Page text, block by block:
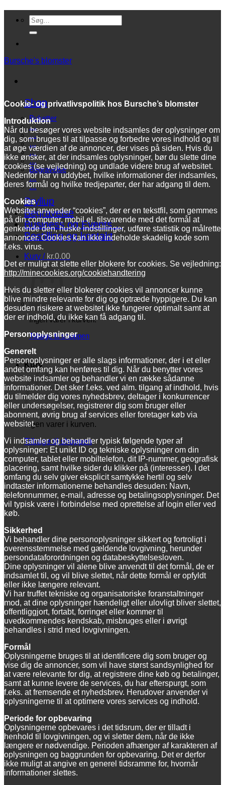
Fortsæt
indhold
Søg
efter:
Bursche's blomster
Shop
Buketter
…
…
…
…
…
Begravelse
…
…
Bryllup
Begravelse
Business og Events…
Bestilling og kontakt
Kurv / kr.0.00
Ingen varer i kurven.
Tilbage til shoppen
Kurv
Ingen varer i kurven.
Tilbage til shoppen
Cookie- og privatlivspolitik hos Bursche’s blomster
Introduktion
Når du besøger vores website indsamles der oplysninger om
dig, som bruges til at tilpasse og forbedre vores indhold og til
at øge værdien af de annoncer, der vises på siden. Hvis du
ikke ønsker, at der indsamles oplysninger, bør du slette dine
cookies (se vejledning) og undlade videre brug af websitet.
Nedenfor har vi uddybet, hvilke informationer der indsamles,
deres formål og hvilke tredjeparter, der har adgang til dem.
Cookies
Websitet anvender “cookies”, der er en tekstfil, som gemmes
på din computer, mobil el. tilsvarende med det formål at
genkende den, huske indstillinger, udføre statistik og målrette
annoncer. Cookies kan ikke indeholde skadelig kode som
f.eks. virus.
Det er muligt at slette eller blokere for cookies. Se vejledning:
http://minecookies.org/cookiehandtering
Hvis du sletter eller blokerer cookies vil annoncer kunne
blive mindre relevante for dig og optræde hyppigere. Du kan
desuden risikere at websitet ikke fungerer optimalt samt at
der er indhold, du ikke kan få adgang til.
Personoplysninger
Generelt
Personoplysninger er alle slags informationer, der i et eller
andet omfang kan henføres til dig. Når du benytter vores
website indsamler og behandler vi en række sådanne
informationer. Det sker f.eks. ved alm. tilgang af indhold, hvis
du tilmelder dig vores nyhedsbrev, deltager i konkurrencer
eller undersøgelser, registrerer dig som bruger eller
abonnent, øvrig brug af services eller foretager køb via
websitet.
Vi indsamler og behandler typisk følgende typer af
oplysninger: Et unikt ID og tekniske oplysninger om din
computer, tablet eller mobiltelefon, dit IP-nummer, geografisk
placering, samt hvilke sider du klikker på (interesser). I det
omfang du selv giver eksplicit samtykke hertil og selv
indtaster informationerne behandles desuden: Navn,
telefonnummer, e-mail, adresse og betalingsoplysninger. Det
vil typisk være i forbindelse med oprettelse af login eller ved
køb.
Sikkerhed
Vi behandler dine personoplysninger sikkert og fortroligt i
overensstemmelse med gældende lovgivning, herunder
persondataforordningen og databeskyttelsesloven.
Dine oplysninger vil alene blive anvendt til det formål, de er
indsamlet til, og vil blive slettet, når dette formål er opfyldt
eller ikke længere relevant.
Vi har truffet tekniske og organisatoriske foranstaltninger
mod, at dine oplysninger hændeligt eller ulovligt bliver slettet,
offentliggjort, fortabt, forringet eller kommer til
uvedkommendes kendskab, misbruges eller i øvrigt
behandles i strid med lovgivningen.
Formål
Oplysningerne bruges til at identificere dig som bruger og
vise dig de annoncer, som vil have størst sandsynlighed for
at være relevante for dig, at registrere dine køb og betalinger,
samt at kunne levere de services, du har efterspurgt, som
f.eks. at fremsende et nyhedsbrev. Herudover anvender vi
oplysningerne til at optimere vores services og indhold.
Periode for opbevaring
Oplysningerne opbevares i det tidsrum, der er tilladt i
henhold til lovgivningen, og vi sletter dem, når de ikke
længere er nødvendige. Perioden afhænger af karakteren af
oplysningen og baggrunden for opbevaring. Det er derfor
ikke muligt at angive en generel tidsramme for, hvornår
informationer slettes.